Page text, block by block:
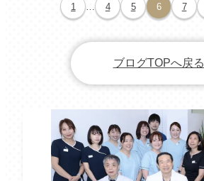
1 4 5 6 7
ブログTOPへ戻る